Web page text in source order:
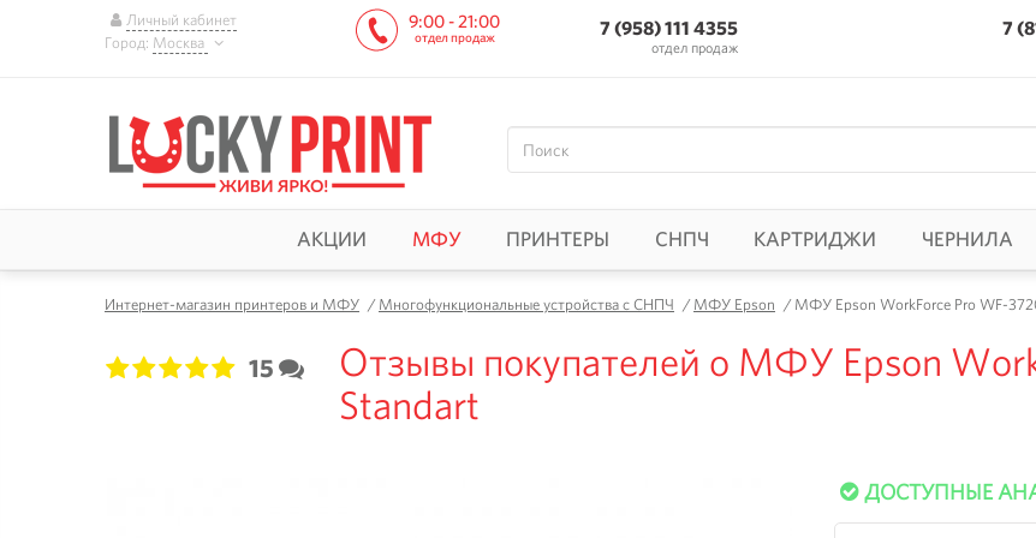
Личный кабинет
Город: Москва
9:00 - 21:00
отдел продаж 7 (958) 111 4355
отдел продаж
7
АКЦИИ МФУ ПРИНТЕРЫ СНПЧ КАРТРИДЖИ ЧЕРНИЛА
Интернет-магазин принтеров и МФУ /Многофункциональные устройства с СНПЧ /МФУ Epson /МФУ Epson WorkForce Pro WF-
15
Отзывы покупателей о МФУ Epson
Standart
ДОСТУПНЫЕ